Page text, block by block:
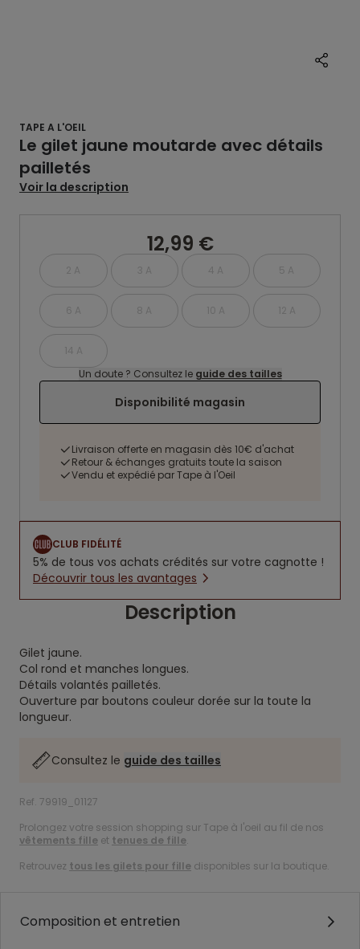
TAPE A L'OEIL
Le gilet jaune moutarde avec détails
pailletés
Voir la description
12,99 €
2 A 3 A 4 A 5 A
6 A 8 A 10 A 12 A
14 A
Un doute ? Consultez le guide des tailles
Disponibilité magasin
Livraison offerte en magasin dès 10€ d'achat
Retour & échanges gratuits toute la saison
Vendu et expédié par Tape à l'Oeil
CLUB FIDÉLITÉ
5% de tous vos achats crédités sur votre cagnotte !
Découvrir tous les avantages
Description
Gilet jaune.
Col rond et manches longues.
Détails volantés pailletés.
Ouverture par boutons couleur dorée sur la toute la
longueur.
Consultez le guide des tailles
Ref. 79919_01127
Prolongez votre session shopping sur Tape à l'oeil au fil de nos
vêtements fille et tenues de fille.
Retrouvez tous les gilets pour fille disponibles sur la boutique.
Composition et entretien